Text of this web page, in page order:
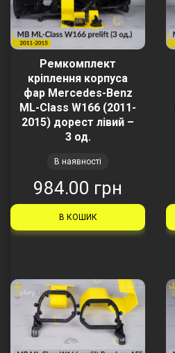
Ремкомплект
кріплення корпуса
фар Mercedes-Benz
ML-Class W166 (2011-
2015) дорест лівий –
3 од.
В наявності
984.00 грн
В КОШИК